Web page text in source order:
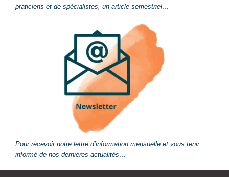
praticiens et de spécialistes, un article semestriel…
Pour recevoir notre lettre d’information mensuelle et vous tenir
informé de nos dernières actualités…